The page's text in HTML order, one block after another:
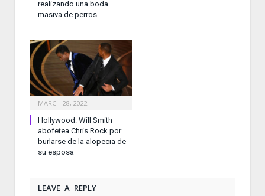
realizando una boda
masiva de perros
MARCH 28, 2022
Hollywood: Will Smith
abofetea Chris Rock por
burlarse de la alopecia de
su esposa
LEAVE A REPLY